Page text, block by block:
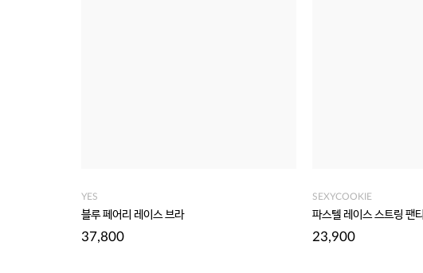
YES
블루 페어리 레이스 브라
37,800
SEXYCOOKIE
파스텔 레이스 스트링 팬티
23,900